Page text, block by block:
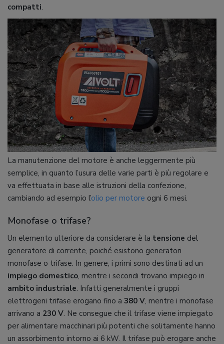
compatti.
La manutenzione del motore è anche leggermente più
semplice, in quanto l’usura delle varie parti è più regolare e
va effettuata in base alle istruzioni della confezione,
cambiando ad esempio l’olio per motore ogni 6 mesi.
Monofase o trifase?
Un elemento ulteriore da considerare è la tensione del
generatore di corrente, poiché esistono generatori
monofase o trifase. In genere, i primi sono destinati ad un
impiego domestico, mentre i secondi trovano impiego in
ambito industriale. Infatti generalmente i gruppi
elettrogeni trifase erogano fino a 380 V, mentre i monofase
arrivano a 230 V. Ne consegue che il trifase viene impiegato
per alimentare macchinari più potenti che solitamente hanno
un assorbimento intorno ai 6 kW. Il trifase può erogare anche